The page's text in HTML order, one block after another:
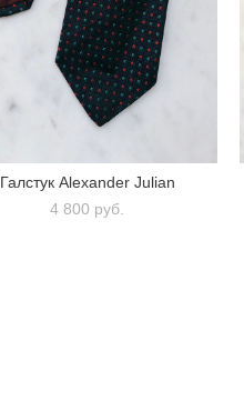
Галстук Alexander Julian
4 800 pуб.